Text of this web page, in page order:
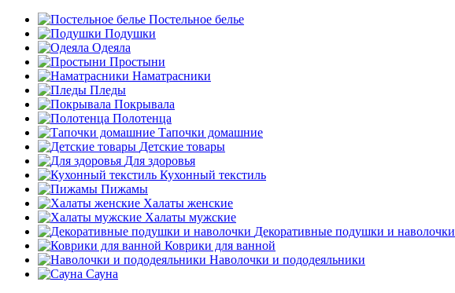
Постельное белье
Подушки
Одеяла
Простыни
Наматрасники
Пледы
Покрывала
Полотенца
Тапочки домашние
Детские товары
Для здоровья
Кухонный текстиль
Пижамы
Халаты женские
Халаты мужские
Декоративные подушки и наволочки
Коврики для ванной
Наволочки и пододеяльники
Сауна